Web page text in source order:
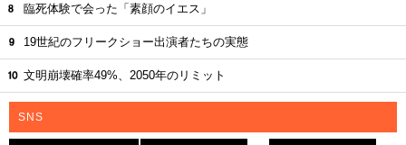
臨死体験で会った「素顔のイエス」
19世紀のフリークショー出演者たちの実態
文明崩壊確率49%、2050年のリミット
SNS